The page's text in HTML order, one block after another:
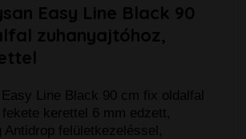
Easy Line Black 90
zuhanyajtóhoz,
Line Black 90 cm fix oldalfal
kerettel 6 mm edzett,
Antidrop felületkezeléssel,